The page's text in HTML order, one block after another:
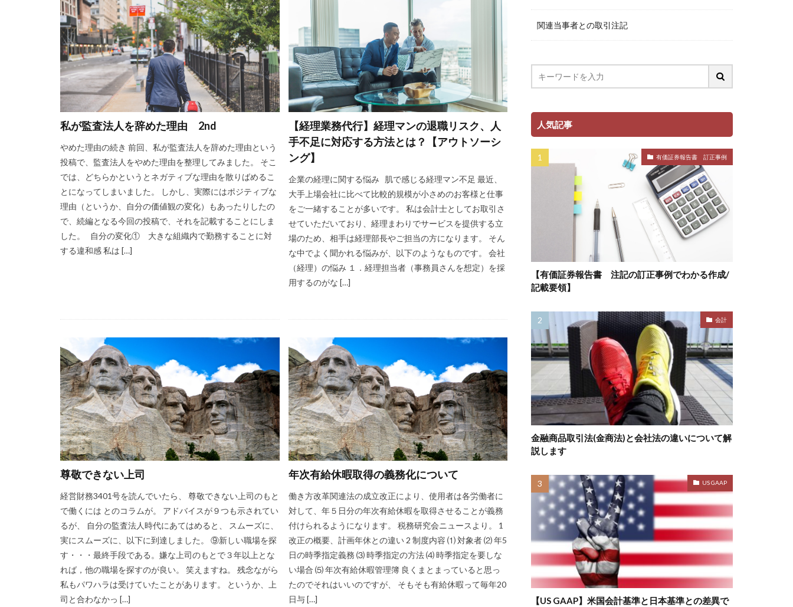
私が監査法人を辞めた理由 2nd
やめた理由の続き 前回、私が監査法人を辞めた理由という
投稿で、監査法人をやめた理由を整理してみました。 そこ
では、どちらかというとネガティブな理由を散りばめるこ
とになってしまいました。 しかし、実際にはポジティブな
理由（というか、自分の価値観の変化）もあったりしたの
で、続編となる今回の投稿で、それを記載することにしま
した。 自分の変化① 大きな組織内で勤務することに対
する違和感 私は […]
【経理業務代行】経理マンの退職リスク、人
手不足に対応する方法とは？【アウトソーシ
ング】
企業の経理に関する悩み 肌で感じる経理マン不足 最近、
大手上場会社に比べて比較的規模が小さめのお客様と仕事
をご一緒することが多いです。 私は会計士としてお取引さ
せていただいており、経理まわりでサービスを提供する立
場のため、相手は経理部長やご担当の方になります。 そん
な中でよく聞かれる悩みが、以下のようなものです。 会社
（経理）の悩み １．経理担当者（事務員さんを想定）を採
用するのがな […]
尊敬できない上司
経営財務3401号を読んでいたら、 尊敬できない上司のもと
で働くには とのコラムが。 アドバイスが９つも示されてい
るが、 自分の監査法人時代にあてはめると、 スムーズに、
実にスムーズに、以下に到達しました。 ⑨新しい職場を探
す・・・最終手段である。嫌な上司のもとで３年以上とな
れば，他の職場を探すのが良い。 笑えますね。 残念ながら
私もパワハラは受けていたことがあります。 というか、上
司と合わなかっ […]
年次有給休暇取得の義務化について
働き方改革関連法の成立改正により、使用者は各労働者に
対して、年５日分の年次有給休暇を取得させることが義務
付けられるようになります。 税務研究会ニュースより。 1
改正の概要、計画年休との違い 2 制度内容 ⑴ 対象者 ⑵ 年5
日の時季指定義務 ⑶ 時季指定の方法 ⑷ 時季指定を要しな
い場合 ⑸ 年次有給休暇管理簿 良くまとまっていると思っ
たのでそれはいいのですが、 そもそも有給休暇って毎年20
日与 […]
関連当事者との取引注記
人気記事
有価証券報告書 訂正事例
【有価証券報告書 注記の訂正事例でわかる作成/
記載要領】
会計
金融商品取引法(金商法)と会社法の違いについて解
説します
US GAAP
【US GAAP】米国会計基準と日本基準との差異で